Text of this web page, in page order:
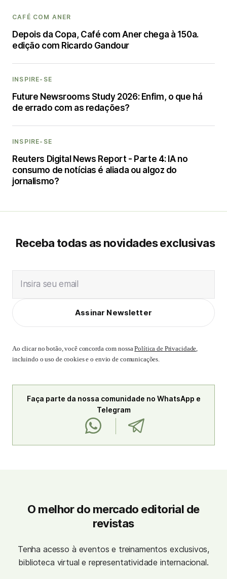
CAFÉ COM ANER
Depois da Copa, Café com Aner chega à 150a.
edição com Ricardo Gandour
INSPIRE-SE
Future Newsrooms Study 2026: Enfim, o que há
de errado com as redações?
INSPIRE-SE
Reuters Digital News Report - Parte 4: IA no
consumo de notícias é aliada ou algoz do
jornalismo?
Receba todas as novidades exclusivas
Insira seu email
Assinar Newsletter
Ao clicar no botão, você concorda com nossaPolítica de Privacidade,
incluindo o uso de cookies e o envio de comunicações.
Faça parte da nossa comunidade no WhatsApp e
Telegram
O melhor do mercado editorial de
revistas
Tenha acesso à eventos e treinamentos exclusivos,
biblioteca virtual e representatividade internacional.